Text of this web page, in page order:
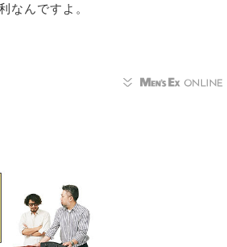
なんですよ。